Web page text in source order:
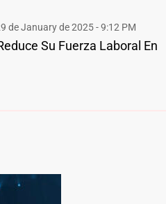
de January de 2025 - 9:12 PM
Su Fuerza Laboral En